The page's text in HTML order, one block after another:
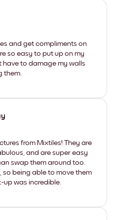
and get compliments on
so easy to put up on my
have to damage my walls
them.
from Mixtiles! They are
and are super easy
swap them around too.
so being able to move them
up was incredible.